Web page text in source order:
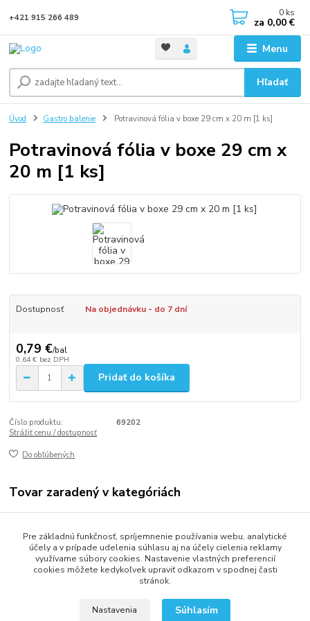
Menu
Hľadať
+421 915 266 489 0 ks
za 0,00 €
Úvod Gastro balenie Potravinová fólia v boxe 29 cm x 20 m [1 ks]
Potravinová fólia v boxe 29 cm x
20 m [1 ks]
Dostupnosť Na objednávku - do 7 dní
0,79 €/bal
0,64 € bez DPH
Pridať do košíka
Číslo produktu:
69202
Strážiť cenu / dostupnosť
Do obľúbených
Tovar zaradený v kategóriách
Gastro balenie
Fólie a odvinovače
2013 - 2025 LOVITECH, s.r.o. - Už 12 rokov s Vami...
Pre základnú funkčnosť, spríjemnenie používania webu, analytické
účely a v prípade udelenia súhlasu aj na účely cielenia reklamy
využívame súbory cookies. Nastavenie vlastných preferencií
cookies môžete kedykoľvek upraviť odkazom v spodnej časti
stránok.
Nastavenia Súhlasím